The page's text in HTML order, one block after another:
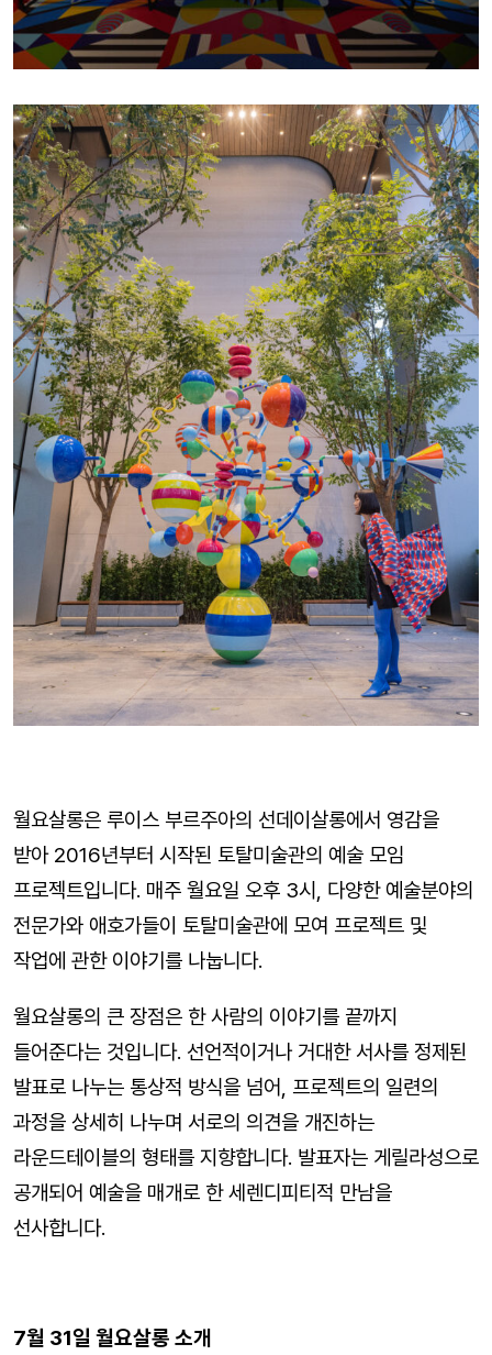
월요살롱은 루이스 부르주아의 선데이살롱에서 영감을
받아 2016년부터 시작된 토탈미술관의 예술 모임
프로젝트입니다. 매주 월요일 오후 3시, 다양한 예술분야의
전문가와 애호가들이 토탈미술관에 모여 프로젝트 및
작업에 관한 이야기를 나눕니다.
월요살롱의 큰 장점은 한 사람의 이야기를 끝까지
들어준다는 것입니다. 선언적이거나 거대한 서사를 정제된
발표로 나누는 통상적 방식을 넘어, 프로젝트의 일련의
과정을 상세히 나누며 서로의 의견을 개진하는
라운드테이블의 형태를 지향합니다. 발표자는 게릴라성으로
공개되어 예술을 매개로 한 세렌디피티적 만남을
선사합니다.
7월 31일 월요살롱 소개